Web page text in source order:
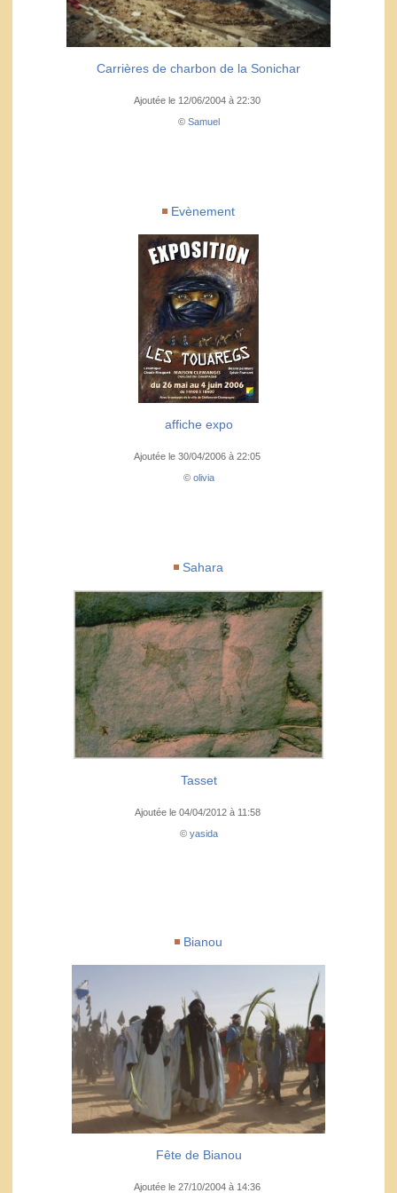
Carrières de charbon de la Sonichar
Ajoutée le 12/06/2004 à 22:30
© Samuel
Evènement
affiche expo
Ajoutée le 30/04/2006 à 22:05
© olivia
Sahara
Tasset
Ajoutée le 04/04/2012 à 11:58
© yasida
Bianou
Fête de Bianou
Ajoutée le 27/10/2004 à 14:36